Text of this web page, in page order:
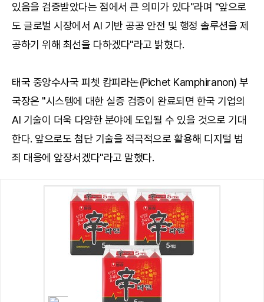
있음을 검증받았다는 점에서 큰 의미가 있다"라며 "앞으로
도 글로벌 시장에서 AI 기반 공공 안전 및 행정 솔루션을 제
공하기 위해 최선을 다하겠다"라고 밝혔다.
태국 중앙수사국 피쳇 캄피라논(Pichet Kamphiranon) 부
국장은 "시스템에 대한 실증 검증이 완료되면 한국 기업의
AI 기술이 더욱 다양한 분야에 도입될 수 있을 것으로 기대
한다. 앞으로도 첨단 기술을 적극적으로 활용해 디지털 범
죄 대응에 앞장서겠다"라고 말했다.